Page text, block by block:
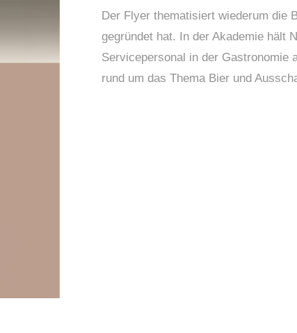
Der Flyer thematisiert wiederum die
gegründet hat. In der Akademie hält
Servicepersonal in der Gastronomie
rund um das Thema Bier und